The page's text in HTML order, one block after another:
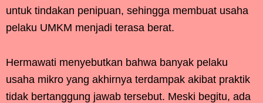
untuk tindakan penipuan, sehingga membuat usaha
pelaku UMKM menjadi terasa berat.
Hermawati menyebutkan bahwa banyak pelaku
usaha mikro yang akhirnya terdampak akibat praktik
tidak bertanggung jawab tersebut. Meski begitu, ada